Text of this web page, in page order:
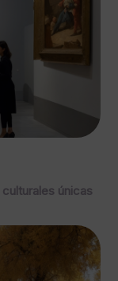
únicas